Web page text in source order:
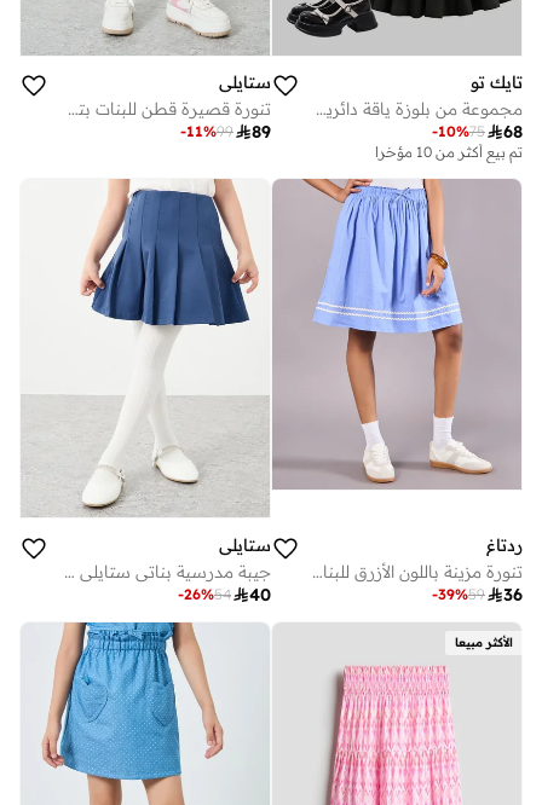
تايك تو
مجموعة من بلوزة ياقة دائرية بتفاصيل فيونكة وتنورة كشكش للأطفال
68
75
-10%
تم بيع أكثر من 10 مؤخرا
ستايلي
تنورة قصيرة قطن للبنات بتصميم طبقات
89
99
-11%
ردتاغ
تنورة مزينة باللون الأزرق للبنات الكبار
36
59
-39%
ستايلي
جيبة مدرسية بناتي ستايلي كحلي بليسيه بخصر مطاطي
40
54
-26%
الأكثر مبيعا